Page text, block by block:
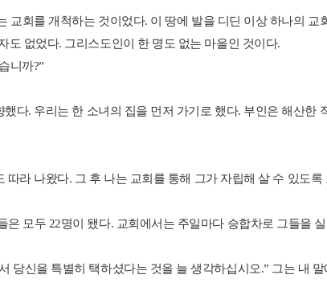
교회를 개척하는 것이었다. 이 땅에 발을 디딘 이상 하나의 교
도 없었다. 그리스도인이 한 명도 없는 마을인 것이다.
니까?”
했다. 우리는 한 소녀의 집을 먼저 가기로 했다. 부인은 해산한
따라 나왔다. 그 후 나는 교회를 통해 그가 자립해 살 수 있도록
은 모두 22명이 됐다. 교회에서는 주일마다 승합차로 그들을
당신을 특별히 택하셨다는 것을 늘 생각하십시오.” 그는 내 말